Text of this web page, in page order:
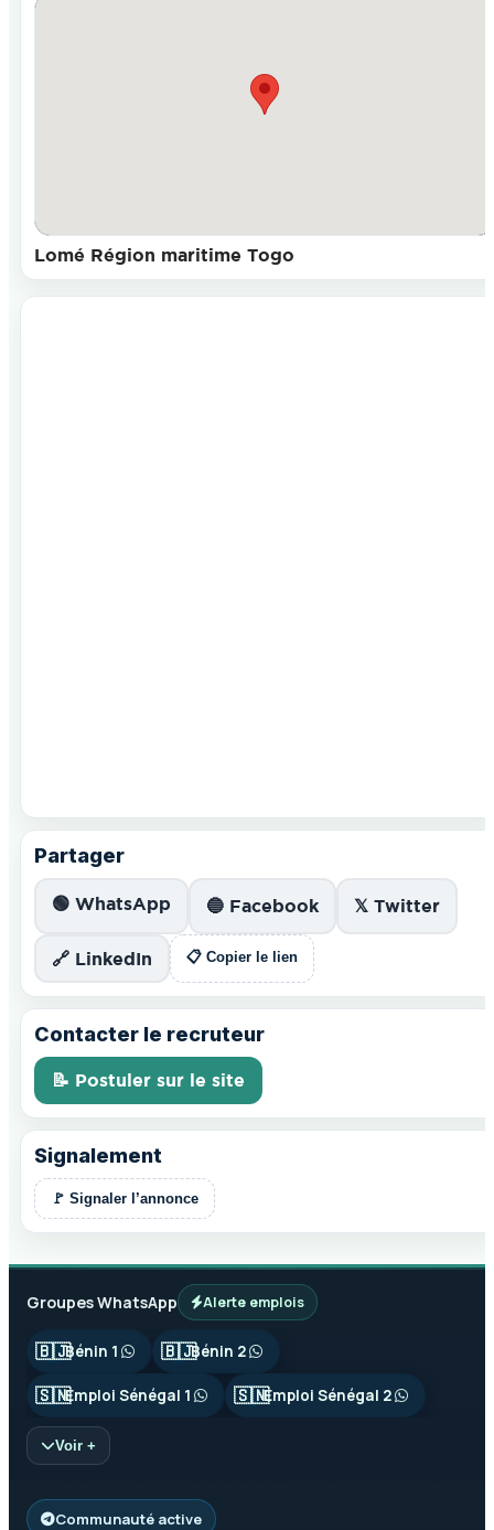
Lomé Région maritime Togo
Partager
🟢 WhatsApp 🔵 Facebook 𝕏 Twitter
🔗 LinkedIn 📋 Copier le lien
Contacter le recruteur
📝 Postuler sur le site
Signalement
🚩 Signaler l’annonce
Groupes WhatsApp Alerte emplois
🇧🇯Bénin 1 🇧🇯Bénin 2
🇸🇳Emploi Sénégal 1 🇸🇳Emploi Sénégal 2
Voir +
Communauté active